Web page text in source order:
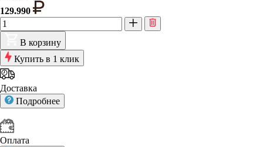
129.990
В корзину
Купить в 1 клик
Доставка
Подробнее
Оплата